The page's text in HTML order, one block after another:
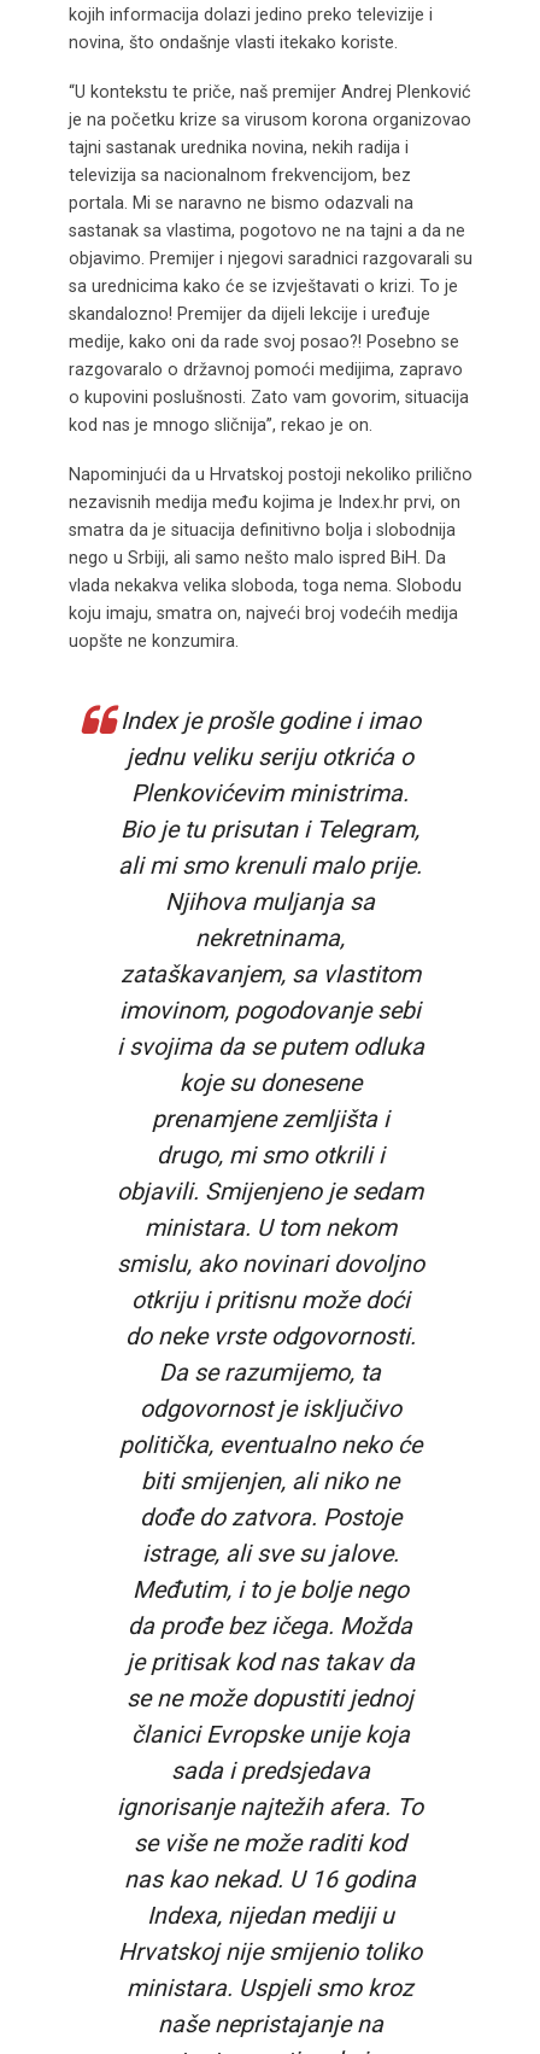
kojih informacija dolazi jedino preko televizije i
novina, što ondašnje vlasti itekako koriste.
“U kontekstu te priče, naš premijer Andrej Plenković
je na početku krize sa virusom korona organizovao
tajni sastanak urednika novina, nekih radija i
televizija sa nacionalnom frekvencijom, bez
portala. Mi se naravno ne bismo odazvali na
sastanak sa vlastima, pogotovo ne na tajni a da ne
objavimo. Premijer i njegovi saradnici razgovarali su
sa urednicima kako će se izvještavati o krizi. To je
skandalozno! Premijer da dijeli lekcije i uređuje
medije, kako oni da rade svoj posao?! Posebno se
razgovaralo o državnoj pomoći medijima, zapravo
o kupovini poslušnosti. Zato vam govorim, situacija
kod nas je mnogo sličnija”, rekao je on.
Napominjući da u Hrvatskoj postoji nekoliko prilično
nezavisnih medija među kojima je Index.hr prvi, on
smatra da je situacija definitivno bolja i slobodnija
nego u Srbiji, ali samo nešto malo ispred BiH. Da
vlada nekakva velika sloboda, toga nema. Slobodu
koju imaju, smatra on, najveći broj vodećih medija
uopšte ne konzumira.
Index je prošle godine i imao
jednu veliku seriju otkrića o
Plenkovićevim ministrima.
Bio je tu prisutan i Telegram,
ali mi smo krenuli malo prije.
Njihova muljanja sa
nekretninama,
zataškavanjem, sa vlastitom
imovinom, pogodovanje sebi
i svojima da se putem odluka
koje su donesene
prenamjene zemljišta i
drugo, mi smo otkrili i
objavili. Smijenjeno je sedam
ministara. U tom nekom
smislu, ako novinari dovoljno
otkriju i pritisnu može doći
do neke vrste odgovornosti.
Da se razumijemo, ta
odgovornost je isključivo
politička, eventualno neko će
biti smijenjen, ali niko ne
dođe do zatvora. Postoje
istrage, ali sve su jalove.
Međutim, i to je bolje nego
da prođe bez ičega. Možda
je pritisak kod nas takav da
se ne može dopustiti jednoj
članici Evropske unije koja
sada i predsjedava
ignorisanje najtežih afera. To
se više ne može raditi kod
nas kao nekad. U 16 godina
Indexa, nijedan mediji u
Hrvatskoj nije smijenio toliko
ministara. Uspjeli smo kroz
naše nepristajanje na